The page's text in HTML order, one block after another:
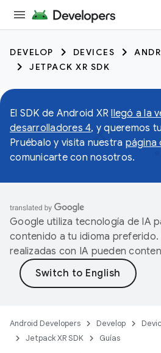
DEVELOP DEVICES
JETPACK XR SDK
El SDK de Android XRllegó a la
desarrolladores 4, y queremos
Pruébalo y visita nuestra página
comunicarte con nosotros.
Google utiliza tecnología de IA
contenido a tu idioma
realizadas con IA pueden
Android Developers Develop
Jetpack XR SDK
Guías